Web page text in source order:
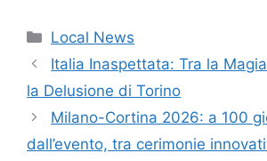
Categorie
Local News
Italia Inaspettata: Tra la
la Delusione di Torino
Milano-Cortina 2026: a 100
dall’evento, tra cerimonie